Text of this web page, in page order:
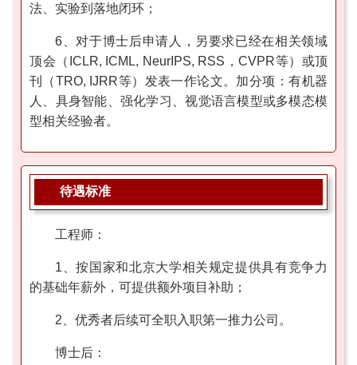
法、实验到落地闭环；
6、对于博士后申请人，另要求已经在相关领域
顶会（ICLR, ICML, NeurIPS, RSS，CVPR等）或顶
刊（TRO, IJRR等）发表一作论文。加分项：有机器
人、具身智能、强化学习、视觉语言模型或多模态模
型相关经验者。
待遇标准
工程师：
1、按国家和北京大学相关规定提供具有竞争力
的基础年薪外，可提供额外项目补助；
2、优秀者后续可全职入职第一推力公司。
博士后：